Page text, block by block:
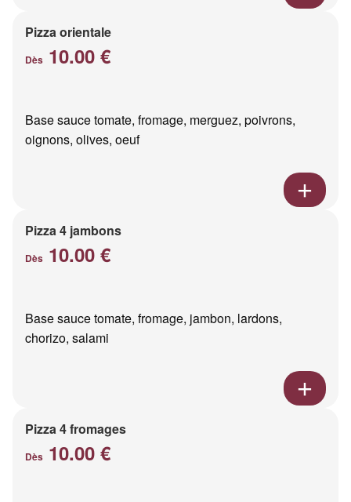
Pizza orientale
Dès 10.00 €
Base sauce tomate, fromage, merguez, poivrons,
oignons, olives, oeuf
Pizza 4 jambons
Dès 10.00 €
Base sauce tomate, fromage, jambon, lardons,
chorizo, salami
Pizza 4 fromages
Dès 10.00 €